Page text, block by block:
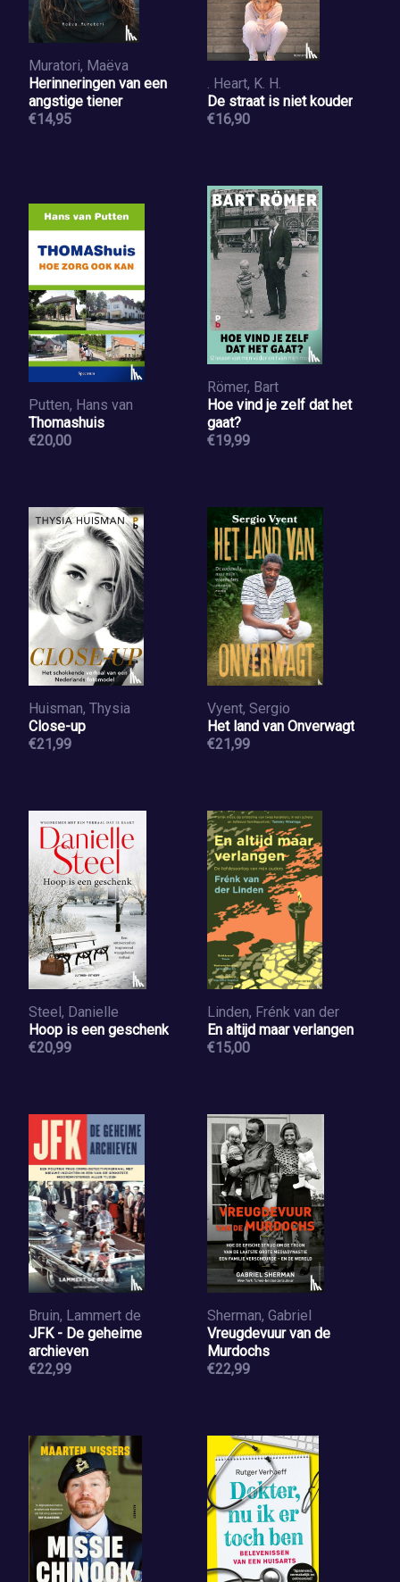
Muratori, Maëva
Herinneringen van een
angstige tiener
€14,95
. Heart, K. H.
De straat is niet kouder
€16,90
Putten, Hans van
Thomashuis
€20,00
Römer, Bart
Hoe vind je zelf dat het
gaat?
€19,99
Huisman, Thysia
Close-up
€21,99
Vyent, Sergio
Het land van Onverwagt
€21,99
Steel, Danielle
Hoop is een geschenk
€20,99
Linden, Frénk van der
En altijd maar verlangen
€15,00
Bruin, Lammert de
JFK - De geheime
archieven
€22,99
Sherman, Gabriel
Vreugdevuur van de
Murdochs
€22,99